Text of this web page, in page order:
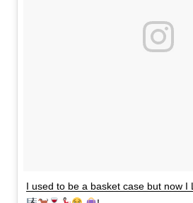
I used to be a basket case but now I